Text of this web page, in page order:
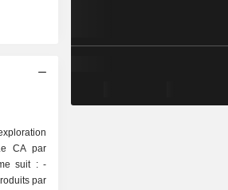
CA par
suit : -
par